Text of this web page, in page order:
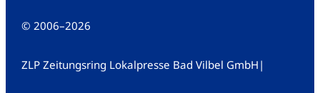
© 2006–2026
ZLP Zeitungsring Lokalpresse Bad Vilbel GmbH |